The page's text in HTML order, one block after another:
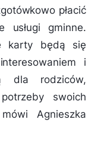
płacić
usługi gminne.
karty będą się
i
dla rodziców,
swoich
Agnieszka